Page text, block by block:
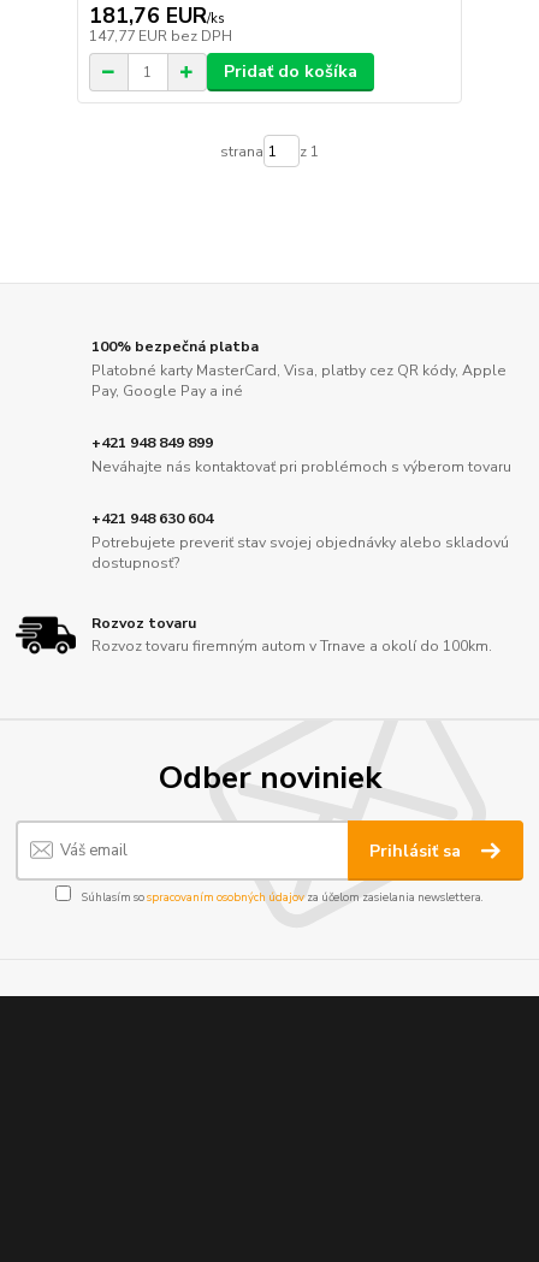
181,76 EUR/ks
147,77 EUR bez DPH
Pridať do košíka
strana z 1
100% bezpečná platba
Platobné karty MasterCard, Visa, platby cez QR kódy, Apple
Pay, Google Pay a iné
+421 948 849 899
Neváhajte nás kontaktovať pri problémoch s výberom tovaru
+421 948 630 604
Potrebujete preveriť stav svojej objednávky alebo skladovú
dostupnosť?
Rozvoz tovaru
Rozvoz tovaru firemným autom v Trnave a okolí do 100km.
Odber noviniek
Prihlásiť sa
Súhlasím sospracovaním osobných údajov za účelom zasielania newslettera.